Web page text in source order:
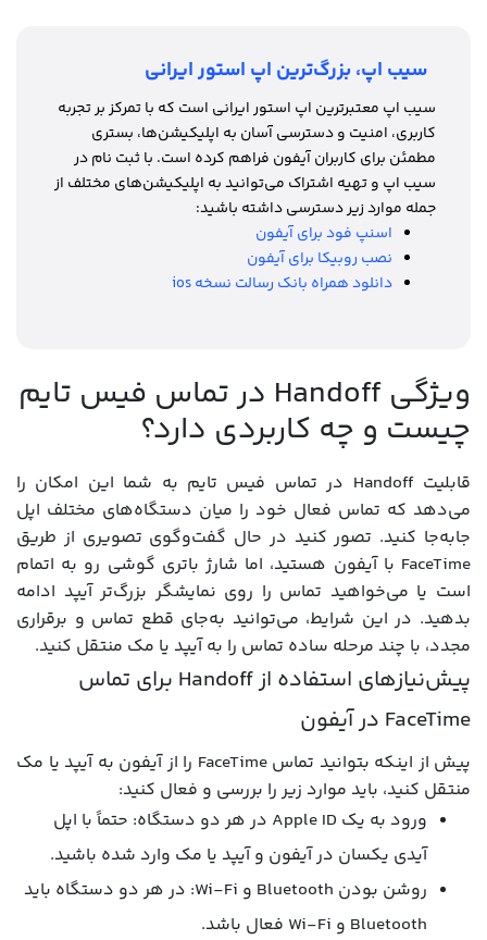
سیب اپ، بزرگ‌ترین اپ استور ایرانی
سیب اپ معتبرترین اپ استور ایرانی است که با تمرکز بر تجربه
کاربری، امنیت و دسترسی آسان به اپلیکیشن‌ها، بستری
مطمئن برای کاربران آیفون فراهم کرده است. با ثبت نام در
سیب اپ و تهیه اشتراک می‌توانید به اپلیکیشن‌های مختلف از
جمله موارد زیر دسترسی داشته باشید:
اسنپ فود برای آیفون
نصب روبیکا برای آیفون
دانلود همراه بانک رسالت نسخه ios
ویژگی Handoff در تماس فیس تایم
چیست و چه کاربردی دارد؟
قابلیت Handoff در تماس فیس تایم به شما این امکان را
می‌دهد که تماس فعال خود را میان دستگاه‌های مختلف اپل
جابه‌جا کنید. تصور کنید در حال گفت‌وگوی تصویری از طریق
FaceTime با آیفون هستید، اما شارژ باتری گوشی رو به اتمام
است یا می‌خواهید تماس را روی نمایشگر بزرگ‌تر آیپد ادامه
بدهید. در این شرایط، می‌توانید به‌جای قطع تماس و برقراری
مجدد، با چند مرحله ساده تماس را به آیپد یا مک منتقل کنید.
پیش‌نیازهای استفاده از Handoff برای تماس
FaceTime در آیفون
پیش از اینکه بتوانید تماس FaceTime را از آیفون به آیپد یا مک
منتقل کنید، باید موارد زیر را بررسی و فعال کنید:
ورود به یک Apple ID در هر دو دستگاه: حتماً با اپل
آیدی یکسان در آیفون و آیپد یا مک وارد شده باشید.
روشن بودن Bluetooth و Wi-Fi: در هر دو دستگاه باید
Bluetooth و Wi-Fi فعال باشد.